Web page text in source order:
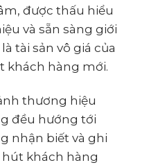
được thấu hiểu
và sẵn sàng giới
tài sản vô giá của
khách hàng mới.
thương hiệu
đều hướng tới
nhận biết và ghi
khách hàng